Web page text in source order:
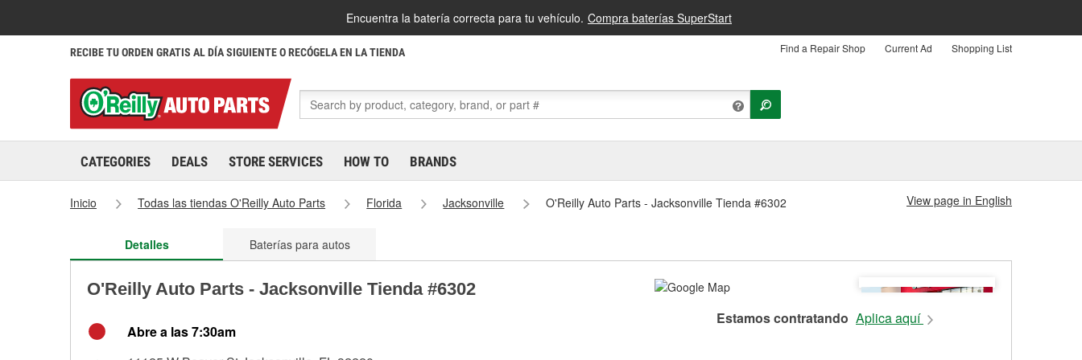
Encuentra la batería correcta para tu vehículo. Compra baterías SuperStart
RECIBE TU ORDEN GRATIS AL DÍA SIGUIENTE O RECÓGELA EN LA TIENDA Find a Repair Shop Current Ad Shopping List
CATEGORIES DEALS STORE SERVICES HOW TO BRANDS
Inicio Todas las tiendas O'Reilly Auto Parts Florida Jacksonville O'Reilly Auto Parts - Jacksonville Tienda #6302 View page in English
Detalles Baterías para autos
O'Reilly Auto Parts - Jacksonville Tienda #6302
Abre a las 7:30am
Estamos contratando Aplica aquí